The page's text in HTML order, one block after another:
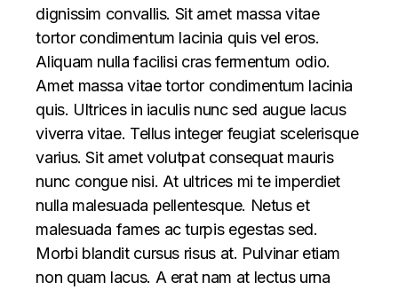
dignissim convallis. Sit amet massa vitae
tortor condimentum lacinia quis vel eros.
Aliquam nulla facilisi cras fermentum odio.
Amet massa vitae tortor condimentum lacinia
quis. Ultrices in iaculis nunc sed augue lacus
viverra vitae. Tellus integer feugiat scelerisque
varius. Sit amet volutpat consequat mauris
nunc congue nisi. At ultrices mi te imperdiet
nulla malesuada pellentesque. Netus et
malesuada fames ac turpis egestas sed.
Morbi blandit cursus risus at. Pulvinar etiam
non quam lacus. A erat nam at lectus urna